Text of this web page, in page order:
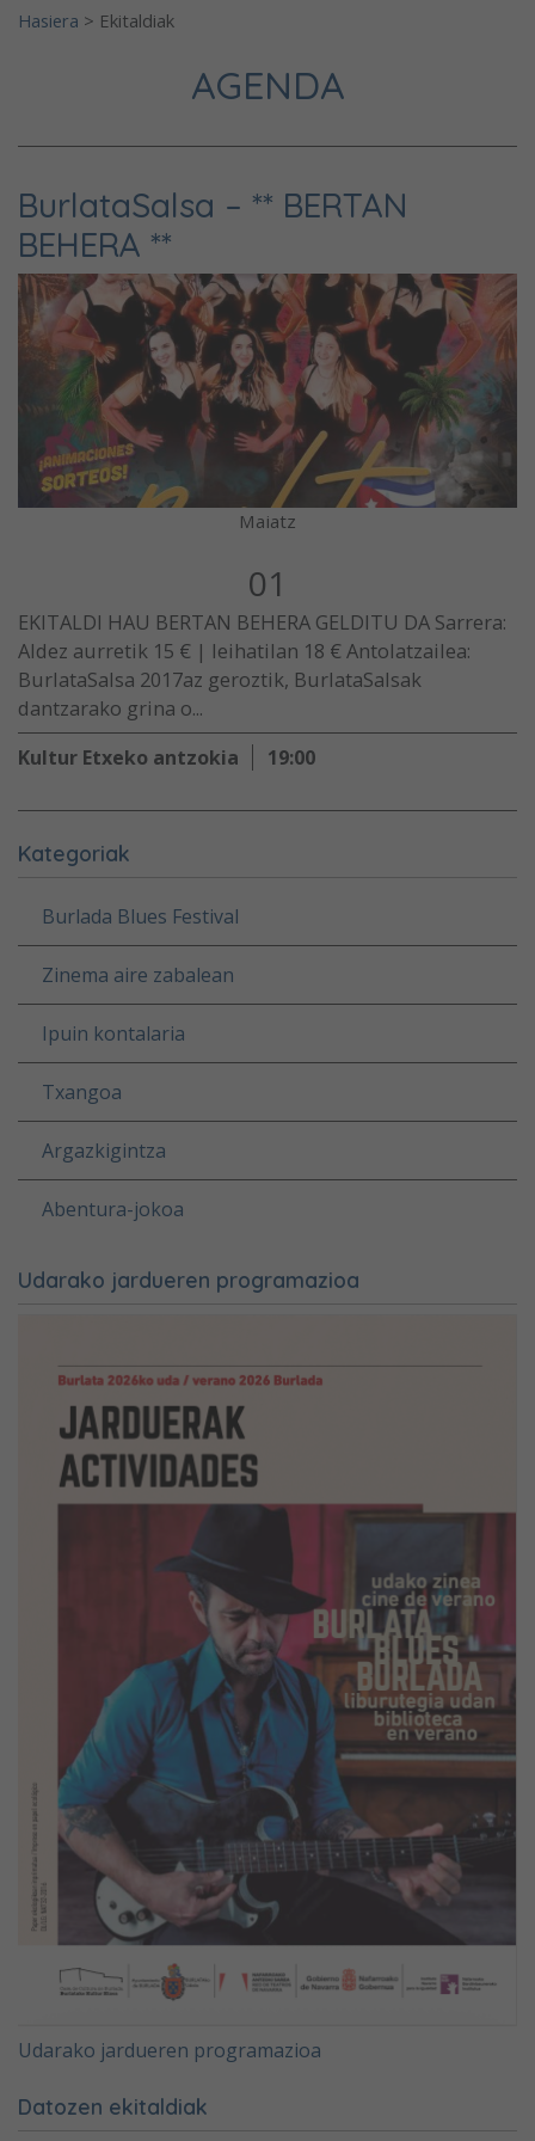
Hasiera > Ekitaldiak
AGENDA
BurlataSalsa – ** BERTAN
BEHERA **
Maiatz
01
EKITALDI HAU BERTAN BEHERA GELDITU DA Sarrera:
Aldez aurretik 15 € | leihatilan 18 € Antolatzailea:
BurlataSalsa 2017az geroztik, BurlataSalsak
dantzarako grina o...
Kultur Etxeko antzokia 19:00
Kategoriak
Burlada Blues Festival
Zinema aire zabalean
Ipuin kontalaria
Txangoa
Argazkigintza
Abentura-jokoa
Udarako jardueren programazioa
Udarako jardueren programazioa
Datozen ekitaldiak